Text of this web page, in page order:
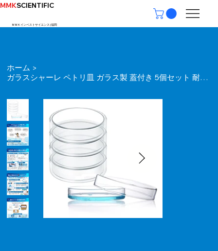
MMKSCIENTIFIC
ＭＭＫインベストサイエンス | ​福岡
ホーム >
ガラスシャーレ ペトリ皿 ガラス製 蓋付き 5個セット 耐熱450℃ ホウケイ酸 細胞 培養用 研究室用 実験用 植物 昆虫観察 展示 小物入れ (35mm)